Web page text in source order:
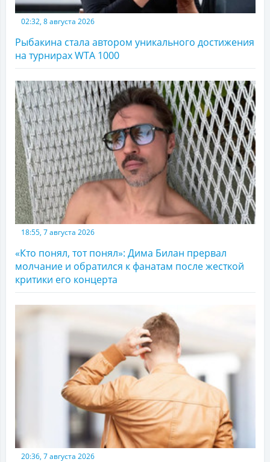
02:32, 8 августа 2026
Рыбакина стала автором уникального достижения
на турнирах WTA 1000
18:55, 7 августа 2026
«Кто понял, тот понял»: Дима Билан прервал
молчание и обратился к фанатам после жесткой
критики его концерта
20:36, 7 августа 2026